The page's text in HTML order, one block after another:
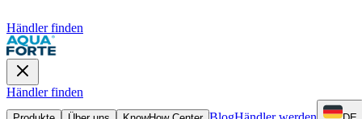
Händler finden
Händler finden